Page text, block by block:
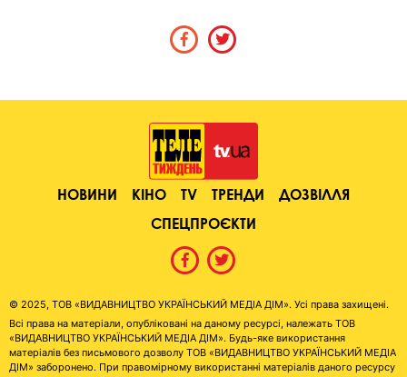
НОВИНИ КІНО TV ТРЕНДИ
ДОЗВІЛЛЯ
СПЕЦПРОЄКТИ
© 2025, ТОВ «ВИДАВНИЦТВО УКРАЇНСЬКИЙ МЕДІА ДІМ». Усі права захищені.
Всі права на матеріали, опубліковані на даному ресурсі, належать ТОВ
«ВИДАВНИЦТВО УКРАЇНСЬКИЙ МЕДІА ДІМ». Будь-яке використання
матеріалів без письмового дозволу ТОВ «ВИДАВНИЦТВО УКРАЇНСЬКИЙ МЕДІА
ДІМ» заборонено. При правомірному використанні матеріалів даного ресурсу